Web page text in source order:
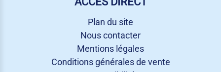
Plan du site
Nous contacter
Mentions légales
Conditions générales de vente